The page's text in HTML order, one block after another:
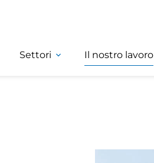
Settori Il nostro lavoro